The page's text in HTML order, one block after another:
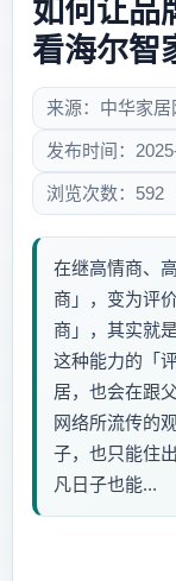
如何让品
看海尔智
来源：中华家居
发布时间：
浏览次数：592
在继高情商、
商」，变为评
商」，其实就
这种能力的「
居，也会在跟
网络所流传的
子，也只能住
凡日子也能...